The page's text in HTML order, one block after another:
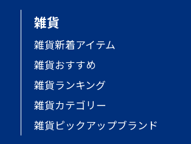
雑貨
雑貨新着アイテム
雑貨おすすめ
雑貨ランキング
雑貨カテゴリー
雑貨ピックアップブランド